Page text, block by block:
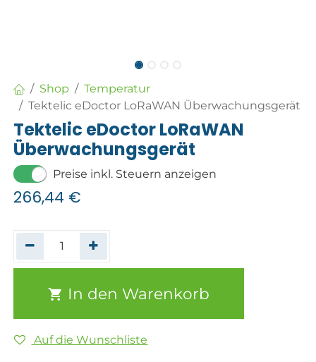
Shop
Temperatur
Tektelic eDoctor LoRaWAN Überwachungsgerät
Tektelic eDoctor LoRaWAN
Überwachungsgerät
Preise inkl. Steuern anzeigen
266,44 €
In den Warenkorb
Auf die Wunschliste